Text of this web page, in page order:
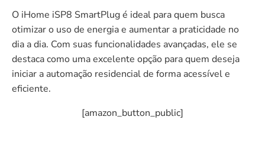
O iHome iSP8 SmartPlug é ideal para quem busca
otimizar o uso de energia e aumentar a praticidade no
dia a dia. Com suas funcionalidades avançadas, ele se
destaca como uma excelente opção para quem deseja
iniciar a automação residencial de forma acessível e
eficiente.
[amazon_button_public]